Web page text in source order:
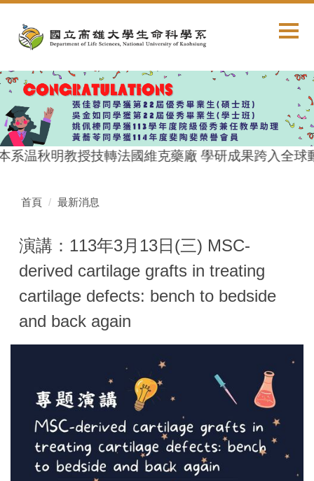
內
容
區
系温秋明教授技轉法國維克藥廠 學研成果跨入全球
首頁 最新消息
演講：113年3月13日(三) MSC-
derived cartilage grafts in treating
cartilage defects: bench to bedside
and back again